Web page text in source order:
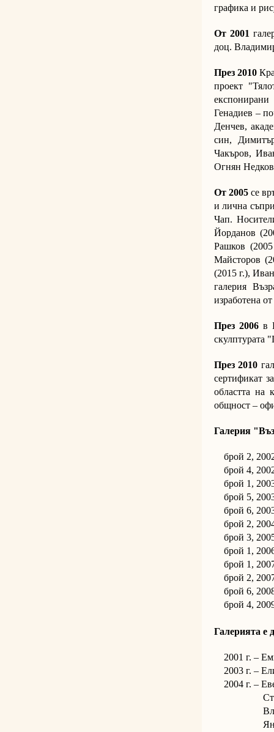
графика и
От 2001
доц.
През 2010
проект
Генадиев –
Денчев,
син,
Чакъров,
Огнян
От 2005 се
и лична
Чап.
Йорданов
Рашков
Майсторов
(2015 г.),
галерия
изработена
През 2006в
скулптурата
През 2010
сертификат
областта на
общност –
Галерия
брой 2,
брой 4,
брой 1,
брой 5,
брой 6,
брой 2,
брой 3,
брой 1,
брой 1,
брой 2,
брой 6,
брой 4,
Галерията е
2001 г. –
2003 г. –
2004 г. –
Стоян
Янко